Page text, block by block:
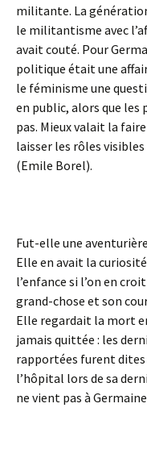
militante. La
le militantisme avec
avait couté. Pour
politique était une
le féminisme une
en public, alors que les
pas. Mieux valait la
laisser les rôles
(Emile Borel).
Fut-elle une
Elle en avait la
l’enfance si l’on en
grand-chose et son
Elle regardait la mort
jamais quittée : les
rapportées furent dites
l’hôpital lors de sa
ne vient pas à